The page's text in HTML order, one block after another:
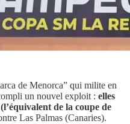
de Menorca” qui milite en
un nouvel exploit : elles
de la coupe de
Las Palmas (Canaries).